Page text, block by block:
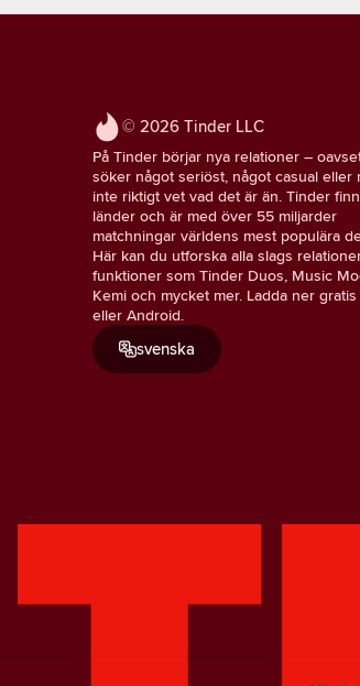
© 2026 Tinder LLC
På Tinder börjar nya relationer –
söker något seriöst, något casual eller
inte riktigt vet vad det är än. Tinder
länder och är med över 55 miljarder
matchningar världens mest populära
Här kan du utforska alla slags
funktioner som Tinder Duos, Music
Kemi och mycket mer. Ladda ner
eller Android.
svenska